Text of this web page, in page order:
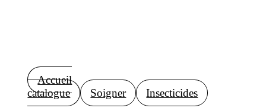
Accueil
catalogue
Soigner Insecticides